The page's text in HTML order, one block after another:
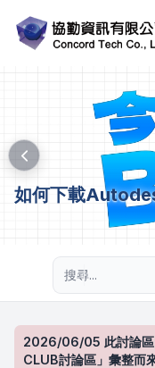
如何下載
2026/06/05 此討論區
CLUB討論區」彙整而